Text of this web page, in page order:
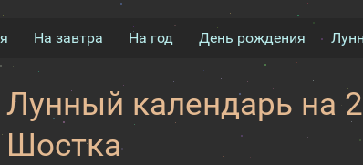
На завтра На год День рождения
Лунный календарь на
Шостка